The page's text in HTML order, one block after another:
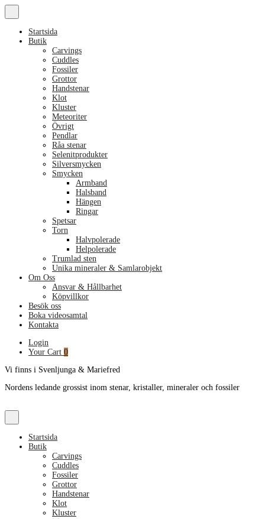
Startsida
Butik
Carvings
Cuddles
Fossiler
Grottor
Handstenar
Klot
Kluster
Meteoriter
Övrigt
Pendlar
Råa stenar
Selenitprodukter
Silversmycken
Smycken
Armband
Halsband
Hängen
Ringar
Spetsar
Torn
Halvpolerade
Helpolerade
Trumlad sten
Unika mineraler & Samlarobjekt
Om Oss
Ansvar & Hållbarhet
Köpvillkor
Besök oss
Boka videosamtal
Kontakta
Login
Your Cart 0
Vi finns i Svenljunga & Mariefred
Nordens ledande grossist inom stenar, kristaller, mineraler och fossiler
Startsida
Butik
Carvings
Cuddles
Fossiler
Grottor
Handstenar
Klot
Kluster